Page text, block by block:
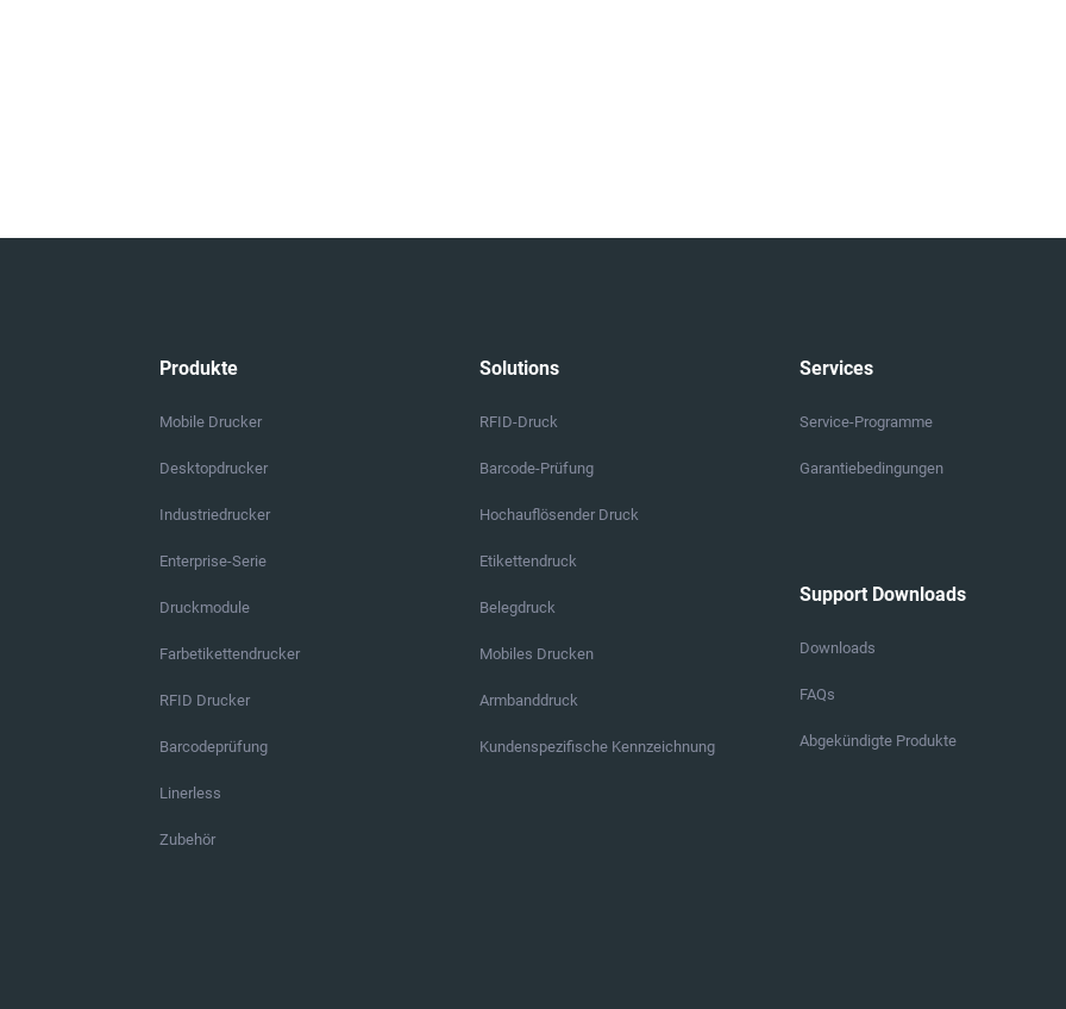
Produkte
Mobile Drucker
Desktopdrucker
Industriedrucker
Enterprise-Serie
Druckmodule
Farbetikettendrucker
RFID Drucker
Barcodeprüfung
Linerless
Zubehör
Solutions
RFID-Druck
Barcode-Prüfung
Hochauflösender Druck
Etikettendruck
Belegdruck
Mobiles Drucken
Armbanddruck
Kundenspezifische Kennzeichnung
Services
Service-Programme
Garantiebedingungen
Support Downloads
Downloads
FAQs
Abgekündigte Produkte